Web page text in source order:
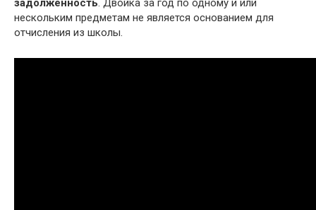
задолженность. Двойка за год по одному и или
нескольким предметам не является основанием для
отчисления из школы.